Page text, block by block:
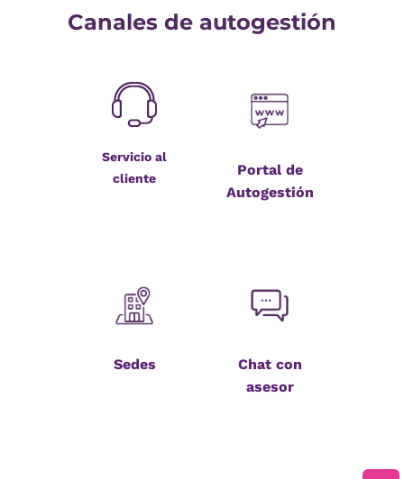
Canales de autogestión
Servicio al
cliente
Portal de
Autogestión
Sedes
Chat con
asesor